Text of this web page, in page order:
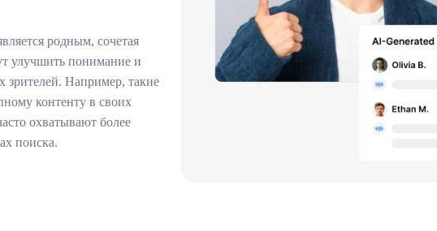
родным, сочетая
улучшить понимание и
зрителей. Например, такие
контенту в своих
охватывают более
поиска.